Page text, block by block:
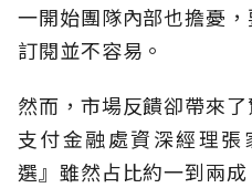
一開始團隊內部也擔憂，
訂閱並不容易。
然而，市場反饋卻帶來
支付金融處資深經理
選』雖然占比約一到兩